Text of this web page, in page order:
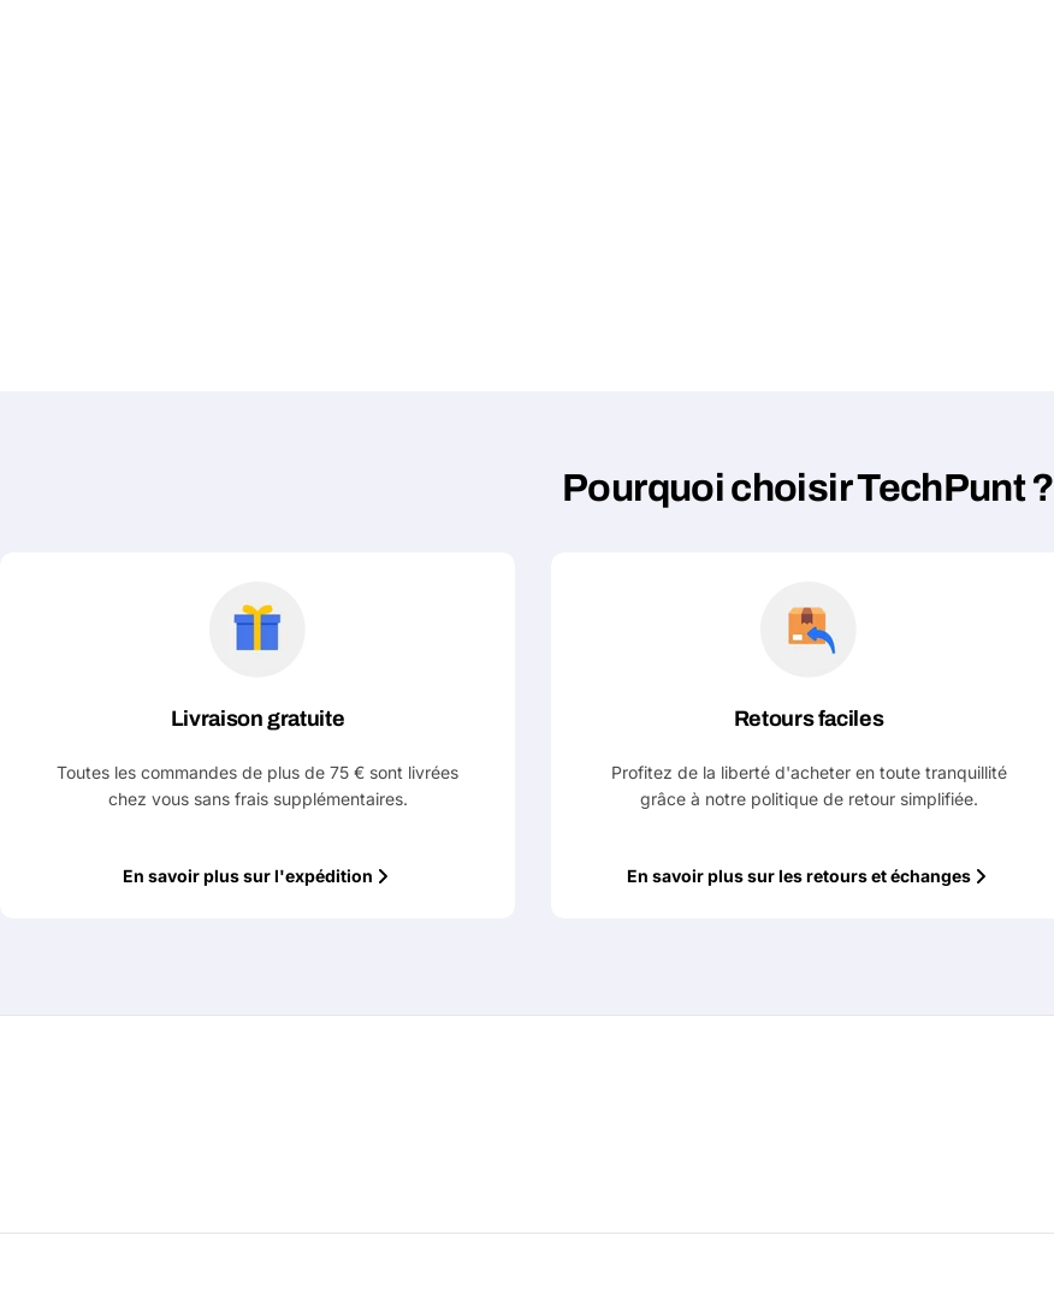
Pourquoi choisir TechPunt ?
Livraison gratuite
Toutes les commandes de plus de 75 € sont livrées
chez vous sans frais supplémentaires.
En savoir plus sur l'expédition
Retours faciles
Profitez de la liberté d'acheter en toute tranquillité
grâce à notre politique de retour simplifiée.
En savoir plus sur les retours et échanges